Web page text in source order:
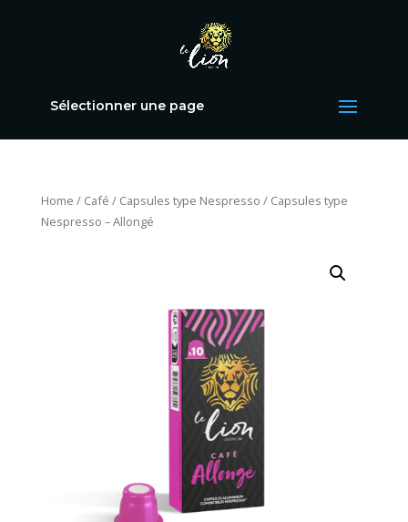
Sélectionner une page
Home / Café / Capsules type Nespresso / Capsules type
Nespresso – Allongé